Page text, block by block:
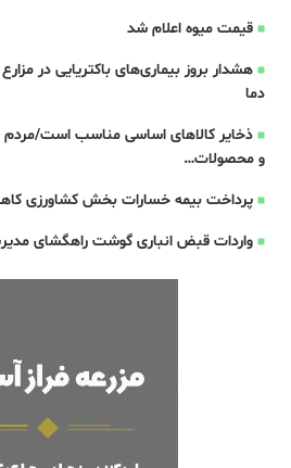
قیمت میوه اعلام شد
هشدار بروز بیماری‌های باکتریایی در
دما
ذخایر کالاهای اساسی مناسب است/مردم
و محصولات…
پرداخت بیمه خسارات بخش کشاورزی
واردات قبض‌ انباری گوشت راهگشای